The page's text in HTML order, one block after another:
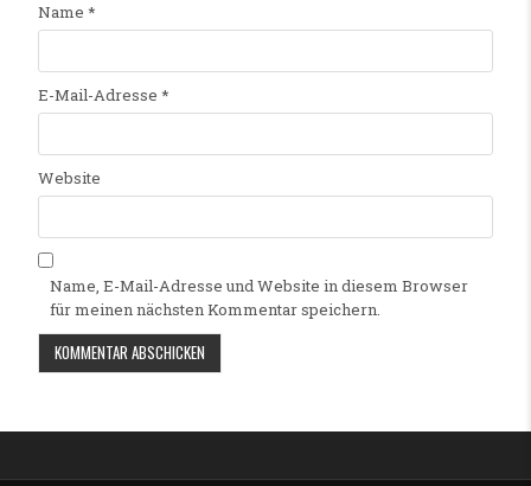
Name *
E-Mail-Adresse *
Website
Name, E-Mail-Adresse und Website in diesem Browser
für meinen nächsten Kommentar speichern.